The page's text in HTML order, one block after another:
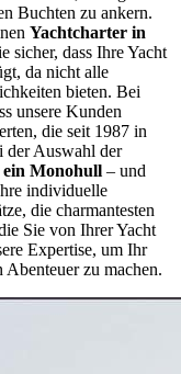
Buchten zu ankern.
Yachtcharter in
sicher, dass Ihre Yacht
da nicht alle
bieten. Bei
unsere Kunden
die seit 1987 in
der Auswahl der
Monohull – und
individuelle
die charmantesten
Sie von Ihrer Yacht
Expertise, um Ihr
Abenteuer zu machen.